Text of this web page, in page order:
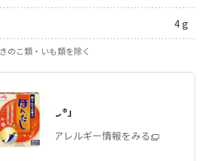
4 g
のこ類・いも類を除く
「ほんだし®」
商品・アレルギー情報をみる